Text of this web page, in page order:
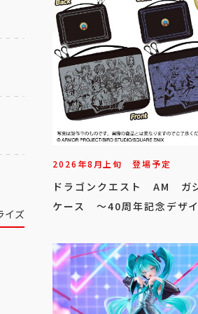
イズ
2026年8月上旬 登場予定
ドラゴンクエスト AM ガ
ケース ～40周年記念デザ